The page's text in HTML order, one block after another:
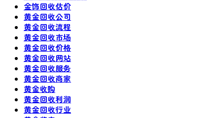
金饰回收估价
黄金回收公司
黄金回收流程
黄金回收市场
黄金回收价格
黄金回收网站
黄金回收服务
黄金回收商家
黄金收购
黄金回收利润
黄金回收行业